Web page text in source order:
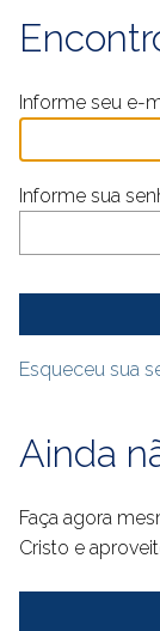
Informe seu e-
Informe sua
Esqueceu sua
Ainda
Faça agora
Cristo e